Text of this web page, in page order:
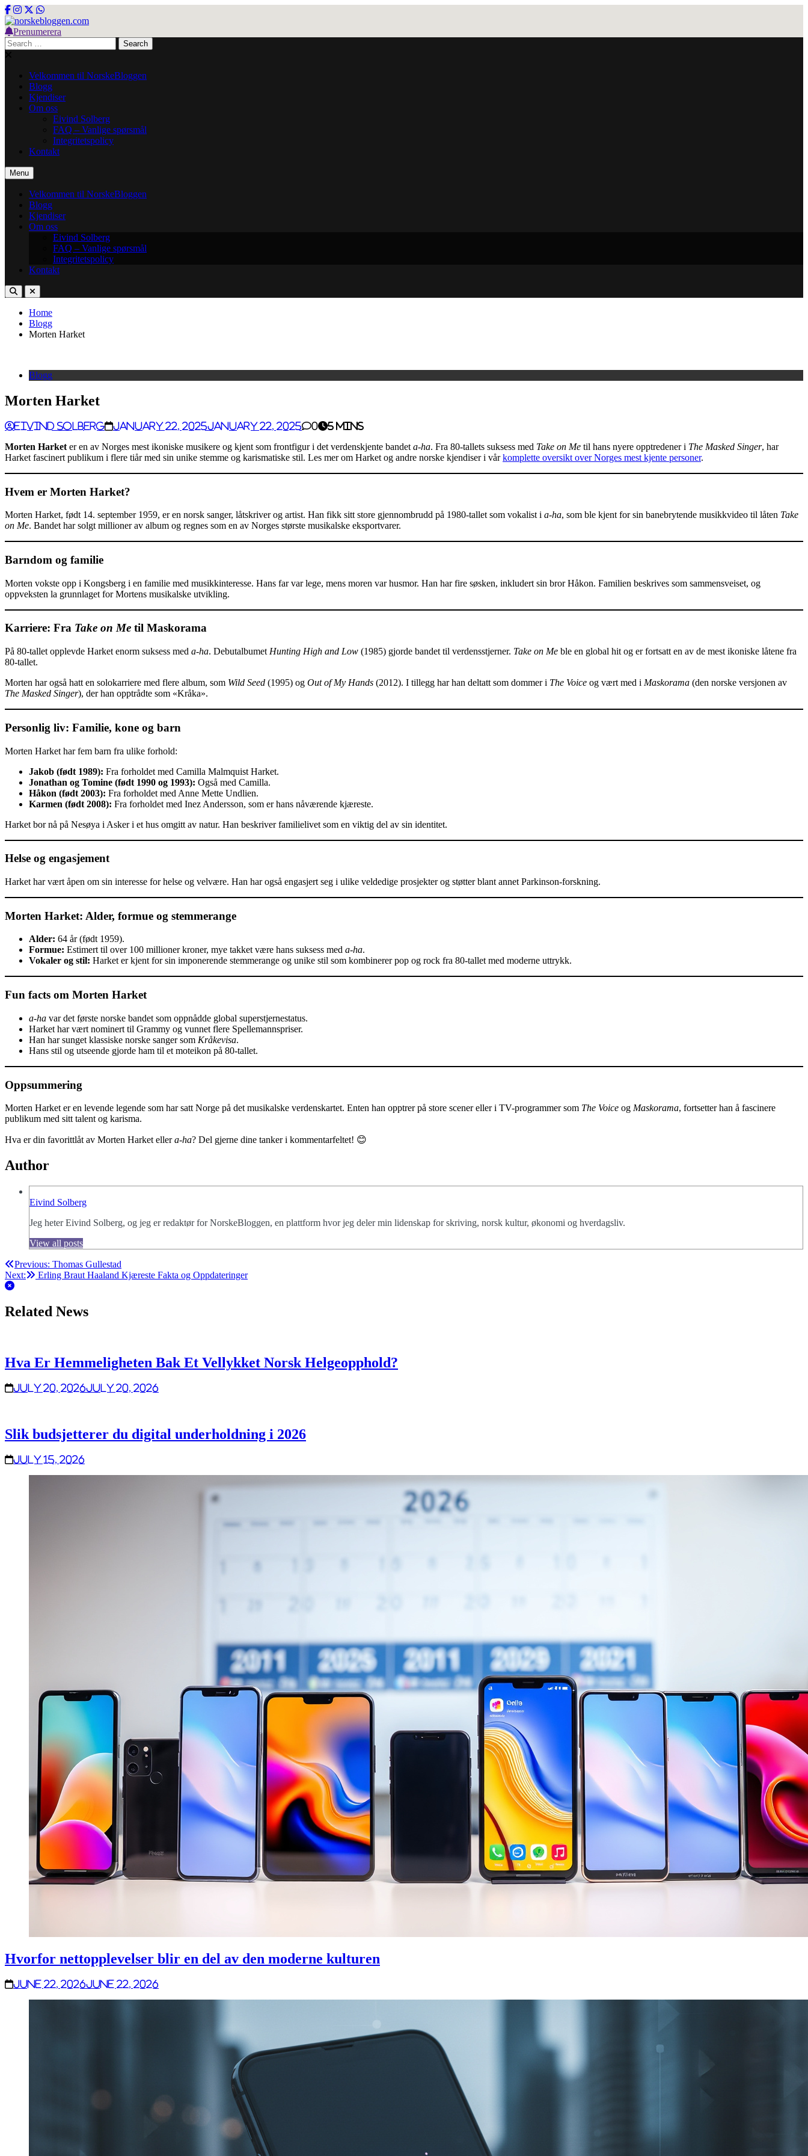
Skip
to
content
norskebloggen.com
Prenumerera
Search
for:
Velkommen til NorskeBloggen
Blogg
Kjendiser
Om oss
Eivind Solberg
FAQ – Vanlige spørsmål
Integritetspolicy
Kontakt
Menu
Velkommen til NorskeBloggen
Blogg
Kjendiser
Om oss
Eivind Solberg
FAQ – Vanlige spørsmål
Integritetspolicy
Kontakt
Home
Blogg
Morten Harket
Blogg
Morten Harket
Eivind Solberg January 22, 2025January 22, 2025 0 5 mins
Morten Harket er en av Norges mest ikoniske musikere og kjent som frontfigur i det verdenskjente bandet a-ha. Fra 80-tallets suksess med Take on Me til hans nyere opptredener i The Masked Singer, har
Harket fascinert publikum i flere tiår med sin unike stemme og karismatiske stil. Les mer om Harket og andre norske kjendiser i vårkomplette oversikt over Norges mest kjente personer.
Hvem er Morten Harket?
Morten Harket, født 14. september 1959, er en norsk sanger, låtskriver og artist. Han fikk sitt store gjennombrudd på 1980-tallet som vokalist i a-ha, som ble kjent for sin banebrytende musikkvideo til låten Take
on Me. Bandet har solgt millioner av album og regnes som en av Norges største musikalske eksportvarer.
Barndom og familie
Morten vokste opp i Kongsberg i en familie med musikkinteresse. Hans far var lege, mens moren var husmor. Han har fire søsken, inkludert sin bror Håkon. Familien beskrives som sammensveiset, og
oppveksten la grunnlaget for Mortens musikalske utvikling.
Karriere: Fra Take on Me til Maskorama
På 80-tallet opplevde Harket enorm suksess med a-ha. Debutalbumet Hunting High and Low (1985) gjorde bandet til verdensstjerner. Take on Me ble en global hit og er fortsatt en av de mest ikoniske låtene fra
80-tallet.
Morten har også hatt en solokarriere med flere album, som Wild Seed (1995) og Out of My Hands (2012). I tillegg har han deltatt som dommer i The Voice og vært med i Maskorama (den norske versjonen av
The Masked Singer), der han opptrådte som «Kråka».
Personlig liv: Familie, kone og barn
Morten Harket har fem barn fra ulike forhold:
Jakob (født 1989): Fra forholdet med Camilla Malmquist Harket.
Jonathan og Tomine (født 1990 og 1993): Også med Camilla.
Håkon (født 2003): Fra forholdet med Anne Mette Undlien.
Karmen (født 2008): Fra forholdet med Inez Andersson, som er hans nåværende kjæreste.
Harket bor nå på Nesøya i Asker i et hus omgitt av natur. Han beskriver familielivet som en viktig del av sin identitet.
Helse og engasjement
Harket har vært åpen om sin interesse for helse og velvære. Han har også engasjert seg i ulike veldedige prosjekter og støtter blant annet Parkinson-forskning.
Morten Harket: Alder, formue og stemmerange
Alder: 64 år (født 1959).
Formue: Estimert til over 100 millioner kroner, mye takket være hans suksess med a-ha.
Vokaler og stil: Harket er kjent for sin imponerende stemmerange og unike stil som kombinerer pop og rock fra 80-tallet med moderne uttrykk.
Fun facts om Morten Harket
a-ha var det første norske bandet som oppnådde global superstjernestatus.
Harket har vært nominert til Grammy og vunnet flere Spellemannspriser.
Han har sunget klassiske norske sanger som Kråkevisa.
Hans stil og utseende gjorde ham til et moteikon på 80-tallet.
Oppsummering
Morten Harket er en levende legende som har satt Norge på det musikalske verdenskartet. Enten han opptrer på store scener eller i TV-programmer som The Voice og Maskorama, fortsetter han å fascinere
publikum med sitt talent og karisma.
Hva er din favorittlåt av Morten Harket ellera-ha? Del gjerne dine tanker i kommentarfeltet! 😊
Author
Eivind Solberg
Jeg heter Eivind Solberg, og jeg er redaktør for NorskeBloggen, en plattform hvor jeg deler min lidenskap for skriving, norsk kultur, økonomi og hverdagsliv.
View all posts
Post
navigation
Previous: Thomas Gullestad
Next:
Erling Braut Haaland Kjæreste Fakta og Oppdateringer
Related News
Hva Er Hemmeligheten Bak Et Vellykket Norsk Helgeopphold?
July 20, 2026July 20, 2026
Slik budsjetterer du digital underholdning i 2026
July 15, 2026
Hvorfor nettopplevelser blir en del av den moderne kulturen
June 22, 2026June 22, 2026